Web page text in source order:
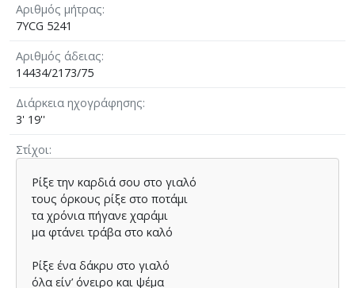
Αριθμός μήτρας
7YCG 5241
Αριθμός άδειας
14434/2173/75
Διάρκεια ηχογράφησης
3' 19''
Στίχοι
Ρίξε την καρδιά σου στο γιαλό
τους όρκους ρίξε στο ποτάµι
τα χρόνια πήγανε χαράµι
µα φτάνει τράβα στο καλό
Ρίξε ένα δάκρυ στο γιαλό
όλα είν’ όνειρο και ψέµα